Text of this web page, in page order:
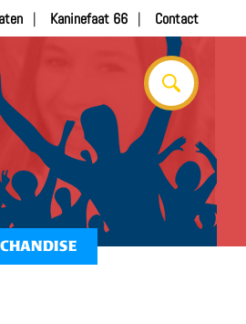
Kaninefaat 66 Contact